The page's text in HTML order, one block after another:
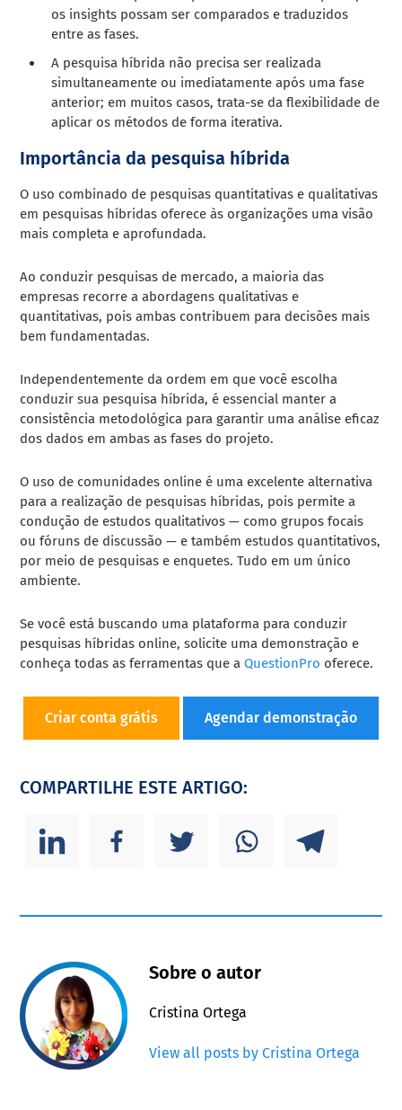
os insights possam ser comparados e traduzidos
entre as fases.
A pesquisa híbrida não precisa ser realizada
simultaneamente ou imediatamente após uma fase
anterior; em muitos casos, trata-se da flexibilidade de
aplicar os métodos de forma iterativa.
Importância da pesquisa híbrida
O uso combinado de pesquisas quantitativas e qualitativas
em pesquisas híbridas oferece às organizações uma visão
mais completa e aprofundada.
Ao conduzir pesquisas de mercado, a maioria das
empresas recorre a abordagens qualitativas e
quantitativas, pois ambas contribuem para decisões mais
bem fundamentadas.
Independentemente da ordem em que você escolha
conduzir sua pesquisa híbrida, é essencial manter a
consistência metodológica para garantir uma análise eficaz
dos dados em ambas as fases do projeto.
O uso de comunidades online é uma excelente alternativa
para a realização de pesquisas híbridas, pois permite a
condução de estudos qualitativos — como grupos focais
ou fóruns de discussão — e também estudos quantitativos,
por meio de pesquisas e enquetes. Tudo em um único
ambiente.
Se você está buscando uma plataforma para conduzir
pesquisas híbridas online, solicite uma demonstração e
conheça todas as ferramentas que aQuestionPro oferece.
Criar conta grátis Agendar demonstração
COMPARTILHE ESTE ARTIGO:
Sobre o autor
Cristina Ortega
View all posts by Cristina Ortega